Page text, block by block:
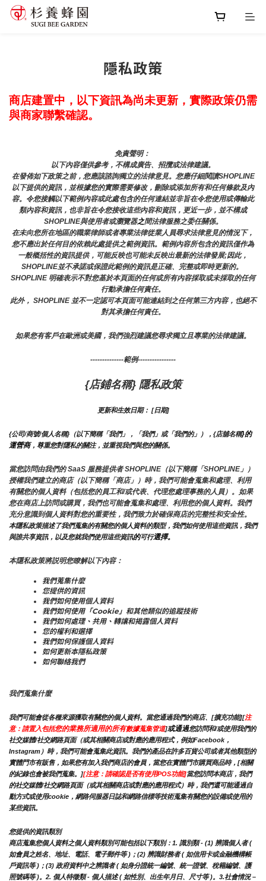
隱私政策
商店建置中，以下資訊為尚未更新，實際政策仍需
與商家聯繫確認。
免責聲明：
以下內容僅供參考，不構成廣告、招攬或法律建議。
在發佈如下政策之前，您應該諮詢獨立的法律意見。您應仔細閱讀SHOPLINE
以下提供的資訊，並根據您的實際需要修改，刪除或添加所有和任何條款及內
容。令您接觸以下範例內容或此處包含的任何連結並非旨在令您使用或傳輸此
類內容和資訊，也非旨在令您接收這些內容和資訊，更近一步，並不構成
SHOPLINE與使用者或瀏覽器之間法律服務之委任關係。
在未向您所在地區的職業律師或者專業法律從業人員尋求法律意見的情況下，
您不應出於任何目的依賴此處提供之範例資訊。範例內容所包含的資訊僅作為
一般概括性的資訊提供，可能反映也可能未反映出最新的法律發展;因此，
SHOPLINE並不承諾或保證此範例的資訊是正確、完整或即時更新的。
SHOPLINE 明確表示不對您基於本頁面的任何或所有內容採取或未採取的任何
行動承擔任何責任。
此外， SHOPLINE 並不一定認可本頁面可能連結到之任何第三方內容，也絕不
對其承擔任何責任。
如果您有客戶在歐洲或美國，我們強烈建議您尋求獨立且專業的法律建議。
--------------範例----------------
{店鋪名稱} 隱私政策
更新和生效日期： [日期]
{公司/商號/個人名稱}（以下簡稱「我們」，「我們」或「我們的」），{店舖名稱}的
運營商，尊重您對隱私的關注，並重視我們與您的關係。
當您訪問由我們的 SaaS 服務提供者 SHOPLINE（以下簡稱「SHOPLINE」）
授權我們建立的商店（以下簡稱「商店」）時，我們可能會蒐集和處理、利用
有關您的個人資料（包括您的員工和/或代表、代理您處理事務的人員）。如果
您在商店上訪問或購買，我們也可能會蒐集和處理、利用您的個人資料。我們
充分意識到個人資料對您的重要性，我們致力於確保商店的完整性和安全性。
本隱私政策描述了我們蒐集的有關您的個人資料的類型，我們如何使用這些資訊，我們
與誰共享資訊，以及您就我們使用這些資訊的可行選擇。
本隱私政策將説明您瞭解以下內容：
我們蒐集什麼
您提供的資訊
我們如何使用個人資料
我們如何使用「Cookie」和其他類似的追蹤技術
我們如何處理、共用、轉讓和揭露個人資料
您的權利和選擇
我們如何保護個人資料
如何更新本隱私政策
如何聯絡我們
我們蒐集什麼
我們可能會從各種來源獲取有關您的個人資料。當您通過我們的商店、[擴充功能][注
意：請置入包括您的業務所適用的所有數據蒐集管道]或通過您訪問和/或使用我們的
社交媒體/社交網路頁面（或其相關商店或對應的應用程式，例如Facebook，
Instagram）時，我們可能會蒐集此資訊。我們的產品在許多百貨公司或者其他類型的
實體門市有販售，如果您有加入我們商店的會員，當您在實體門市購買商品時，[相關
的紀錄也會被我們蒐集。][注意：請確認是否有使用POS功能]當您訪問本商店，我們
的社交媒體/社交網路頁面（或其相關商店或對應的應用程式）時，我們還可能通過自
動方式或使用cookie，網路伺服器日誌和網路信標等技術蒐集有關您的設備或使用的
某些資訊。
您提供的資訊類別
商店蒐集您個人資料之個人資料類別可能包括以下類別：1. 識別類 - (1) 辨識個人者 (
如會員之姓名、地址、電話、電子郵件等 )；(2) 辨識財務者 ( 如信用卡或金融機構帳
戶資訊等 )；(3) 政府資料中之辨識者 ( 如身分證統一編號、統一證號、稅籍編號、護
照號碼等 )。2. 個人特徵類 - 個人描述 ( 如性別、出生年月日、尺寸等 )。3.社會情況 –